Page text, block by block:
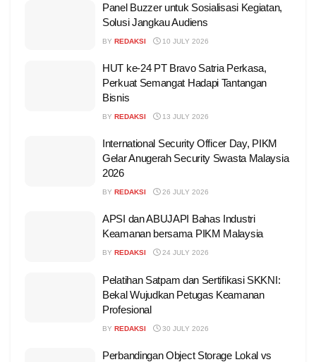
Panel Buzzer untuk Sosialisasi Kegiatan,
Solusi Jangkau Audiens
BY REDAKSI 10 JULY 2026
HUT ke-24 PT Bravo Satria Perkasa,
Perkuat Semangat Hadapi Tantangan
Bisnis
BY REDAKSI 13 JULY 2026
International Security Officer Day, PIKM
Gelar Anugerah Security Swasta Malaysia
2026
BY REDAKSI 26 JULY 2026
APSI dan ABUJAPI Bahas Industri
Keamanan bersama PIKM Malaysia
BY REDAKSI 24 JULY 2026
Pelatihan Satpam dan Sertifikasi SKKNI:
Bekal Wujudkan Petugas Keamanan
Profesional
BY REDAKSI 30 JULY 2026
Perbandingan Object Storage Lokal vs